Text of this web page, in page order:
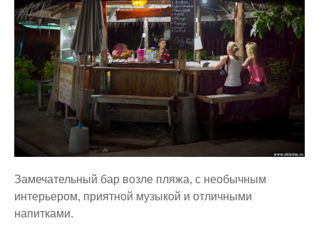
Замечательный бар возле пляжа, с необычным
интерьером, приятной музыкой и отличными
напитками.